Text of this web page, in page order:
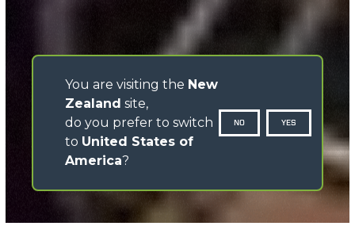
You are visiting the New
Zealand site,
do you prefer to switch
to United States of
America?
NO YES